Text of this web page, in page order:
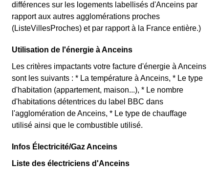
différences sur les logements labellisés d'Anceins par
rapport aux autres agglomérations proches
(ListeVillesProches) et par rapport à la France entière.)
Utilisation de l'énergie à Anceins
Les critères impactants votre facture d'énergie à Anceins
sont les suivants : * La température à Anceins, * Le type
d'habitation (appartement, maison...), * Le nombre
d'habitations détentrices du label BBC dans
l'agglomération de Anceins, * Le type de chauffage
utilisé ainsi que le combustible utilisé.
Infos Électricité/Gaz Anceins
Liste des électriciens d'Anceins